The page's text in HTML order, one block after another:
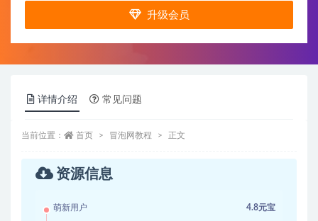
升级会员
详情介绍 常见问题
当前位置： 首页 冒泡网教程 正文
资源信息
萌新用户 4.8元宝